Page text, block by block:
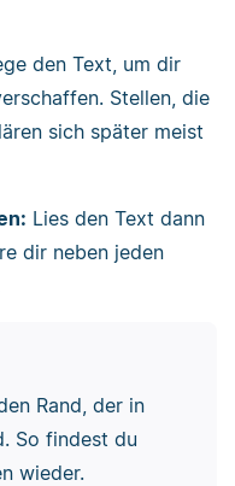
den Text, um dir
Stellen, die
sich später meist
Lies den Text dann
dir neben jeden
Rand, der in
So findest du
wieder.